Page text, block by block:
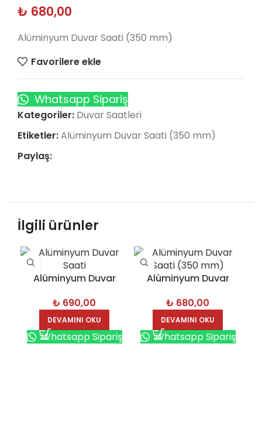
₺ 680,00
Alüminyum Duvar Saati (350 mm)
Favorilere ekle
Whatsapp Sipariş
Kategoriler: Duvar Saatleri
Etiketler:Alüminyum Duvar Saati (350 mm)
Paylaş:
İlgili ürünler
Alüminyum Duvar
₺ 690,00
DEVAMINI OKU
Whatsapp Sipariş
Alüminyum Duvar
3242-S
₺ 680,00
DEVAMINI OKU
Whatsapp Sipariş